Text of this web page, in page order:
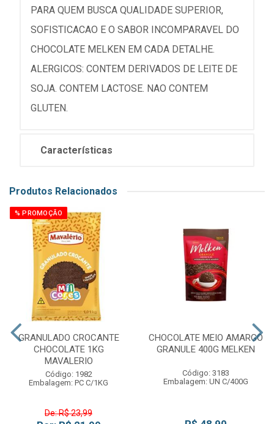
PARA QUEM BUSCA QUALIDADE SUPERIOR,
SOFISTICACAO E O SABOR INCOMPARAVEL DO
CHOCOLATE MELKEN EM CADA DETALHE.
ALERGICOS: CONTEM DERIVADOS DE LEITE DE
SOJA. CONTEM LACTOSE. NAO CONTEM
GLUTEN.
Características
Produtos Relacionados
% PROMOÇÃO
GRANULADO CROCANTE
CHOCOLATE 1KG
MAVALERIO
Código: 1982
Embalagem: PC C/1KG
De: R$ 23,99
CHOCOLATE MEIO AMARGO
GRANULE 400G MELKEN
Código: 3183
Embalagem: UN C/400G